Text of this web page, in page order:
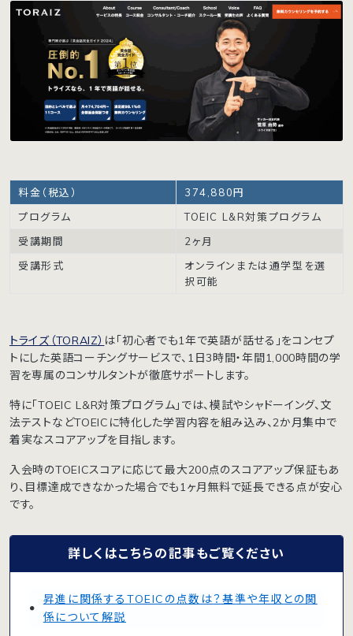
料金（税込）
374,880円
プログラム
TOEIC L&R対策プログラム
受講期間
2ヶ月
受講形式
オンラインまたは通学型を選
択可能
トライズ（TORAIZ） は「初心者でも1年で英語が話せる」をコンセプ
トにした英語コーチングサービスで、1日3時間・年間1,000時間の学
習を専属のコンサルタントが徹底サポートします。
特に「TOEIC L&R対策プログラム」では、模試やシャドーイング、文
法テストなどTOEICに特化した学習内容を組み込み、2か月集中で
着実なスコアアップを目指します。
入会時のTOEICスコアに応じて最大200点のスコアアップ保証もあ
り、目標達成できなかった場合でも1ヶ月無料で延長できる点が安心
です。
詳しくはこちらの記事もご覧ください
昇進に関係するTOEICの点数は？基準や年収との関
係について解説